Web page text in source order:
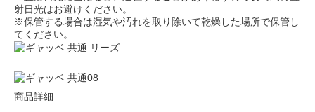
射日光はお避けください。
※保管する場合は湿気や汚れを取り除いて乾燥した場所で保管し
てください。
商品詳細